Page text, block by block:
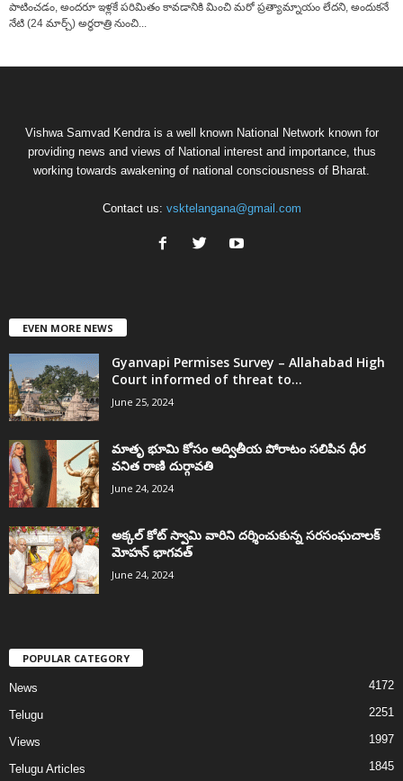
పాటించడం, అందరూ ఇళ్లకే పరిమితం కావడానికి మించి మరో ప్రత్యామ్నాయం లేదని, అందుకనే
నేటి (24 మార్చ్) అర్ధరాత్రి నుంచి...
Vishwa Samvad Kendra is a well known National Network known for
providing news and views of National interest and importance, thus
working towards awakening of national consciousness of Bharat.
Contact us: vsktelangana@gmail.com
EVEN MORE NEWS
Gyanvapi Permises Survey – Allahabad High
Court informed of threat to...
June 25, 2024
మాతృ భూమి కోసం అద్వితీయ పోరాటం సలిపిన ధీర
వనిత రాణి దుర్గావతి
June 24, 2024
అక్కల్‌ కోట్‌ స్వామి వారిని దర్శించుకున్న సరసంఘచాలక్
మోహన్ భాగవత్
June 24, 2024
POPULAR CATEGORY
News 4172
Telugu 2251
Views 1997
Telugu Articles 1845